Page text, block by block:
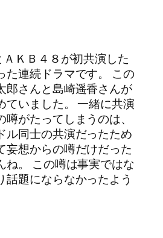
ＫＢ４８が初共演した
た連続ドラマです。 この
郎さんと島崎遥香さんが
ていました。 一緒に共演
噂がたってしまうのは、
ル同士の共演だったため
妄想からの噂だけだった
ね。 この噂は事実ではな
話題にならなかったよう